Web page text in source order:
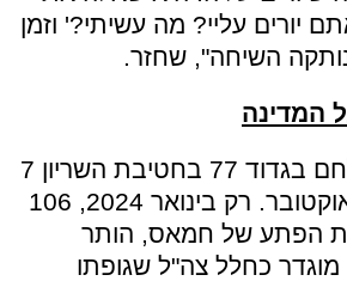
יורים עליי? מה עשיתי?' וזמן
השיחה", שחזר.
המדינה
סמ"ר שי לוינסון לחם בגדוד 77 בחטיבת השריון 7
ונהרג כבר ב-7 באוקטובר. רק בינואר 2024, 106
הפתע של חמאס, הותר
מוגדר כחלל צה"ל שגופתו